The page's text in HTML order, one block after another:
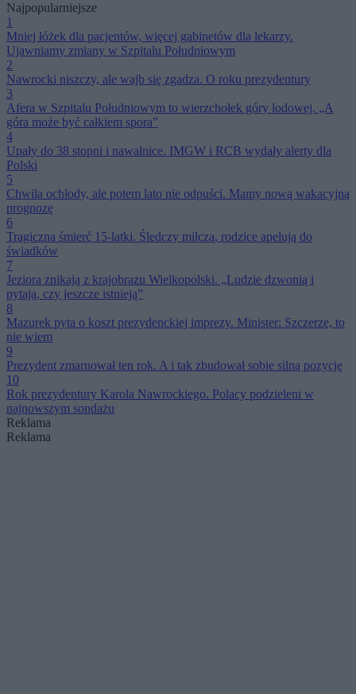
Najpopularniejsze
1
Mniej łóżek dla pacjentów, więcej gabinetów dla lekarzy.
Ujawniamy zmiany w Szpitalu Południowym
2
Nawrocki niszczy, ale wajb się zgadza. O roku prezydentury
3
Afera w Szpitalu Południowym to wierzchołek góry lodowej. „A
góra może być całkiem spora”
4
Upały do 38 stopni i nawałnice. IMGW i RCB wydały alerty dla
Polski
5
Chwila ochłody, ale potem lato nie odpuści. Mamy nową wakacyjną
prognozę
6
Tragiczna śmierć 15-latki. Śledczy milczą, rodzice apelują do
świadków
7
Jeziora znikają z krajobrazu Wielkopolski. „Ludzie dzwonią i
pytają, czy jeszcze istnieją”
8
Mazurek pyta o koszt prezydenckiej imprezy. Minister: Szczerze, to
nie wiem
9
Prezydent zmarnował ten rok. A i tak zbudował sobie silną pozycję
10
Rok prezydentury Karola Nawrockiego. Polacy podzieleni w
najnowszym sondażu
Reklama
Reklama